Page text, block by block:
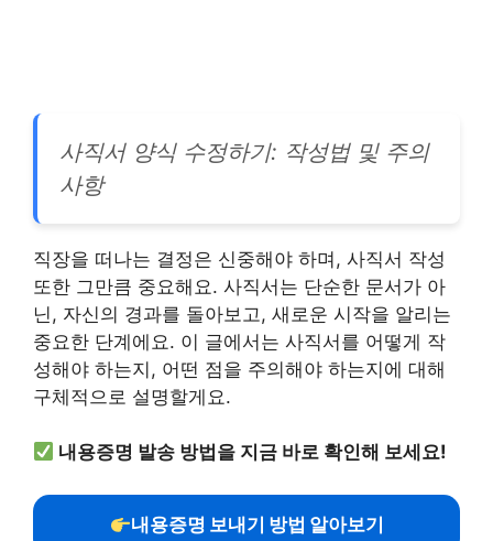
사직서 양식 수정하기: 작성법 및 주의
사항
직장을 떠나는 결정은 신중해야 하며, 사직서 작성
또한 그만큼 중요해요. 사직서는 단순한 문서가 아
닌, 자신의 경과를 돌아보고, 새로운 시작을 알리는
중요한 단계에요. 이 글에서는 사직서를 어떻게 작
성해야 하는지, 어떤 점을 주의해야 하는지에 대해
구체적으로 설명할게요.
내용증명 발송 방법을 지금 바로 확인해 보세요!
내용증명 보내기 방법 알아보기